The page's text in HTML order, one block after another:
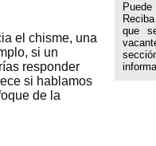
el chisme, una
si un
responder
si hablamos
de la
que